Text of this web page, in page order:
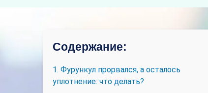
Содержание:
1. Фурункул прорвался, а осталось
уплотнение: что делать?